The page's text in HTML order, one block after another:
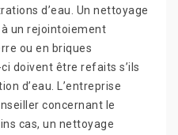
d’eau. Un nettoyage
un rejointoiement
ou en briques
doivent être refaits s’ils
d’eau. L’entreprise
concernant le
cas, un nettoyage